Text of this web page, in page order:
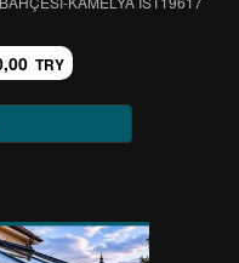
TRY